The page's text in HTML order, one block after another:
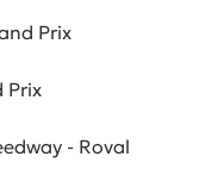
Prix
Prix
- Roval